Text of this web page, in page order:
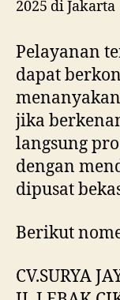
Pelayanan
dapat
jika
langsung
dengan
dipusat
Berikut
CV.SURYA